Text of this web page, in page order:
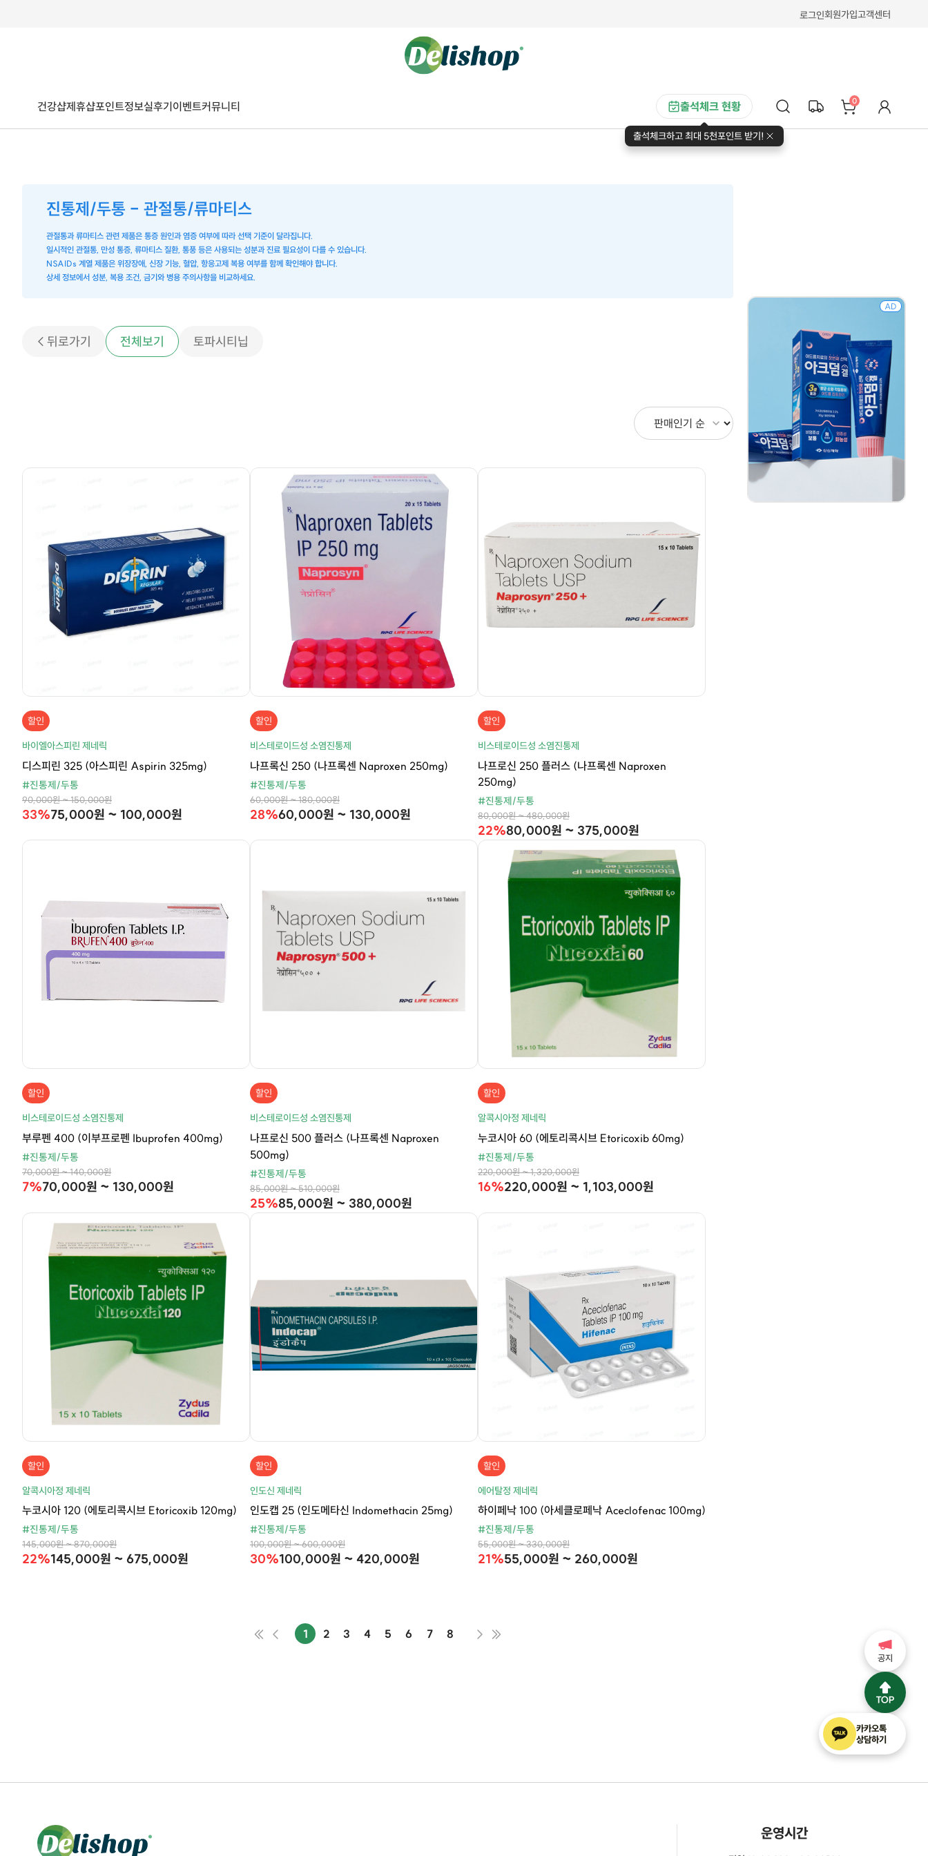
로그인회원가입고객센터
출석체크 현황
출석체크하고 최대 5천포인트 받기!
0
건강샵제휴샵포인트정보실후기이벤트커뮤니티
진통제/두통 - 관절통/류마티스
관절통과 류마티스 관련 제품은 통증 원인과 염증 여부에 따라 선택 기준이 달라집니다.
일시적인 관절통, 만성 통증, 류마티스 질환, 통풍 등은 사용되는 성분과 진료 필요성이 다를 수 있습니다.
NSAIDs 계열 제품은 위장장애, 신장 기능, 혈압, 항응고제 복용 여부를 함께 확인해야 합니다.
상세 정보에서 성분, 복용 조건, 금기와 병용 주의사항을 비교하세요.
< 뒤로가기 전체보기 토파시티닙
할인
바이엘아스피린 제네릭
디스피린 325 (아스피린 Aspirin 325mg)
#진통제/두통
90,000원 ~ 150,000원
33%75,000원 ~ 100,000원
할인
비스테로이드성 소염진통제
나프록신 250 (나프록센 Naproxen 250mg)
#진통제/두통
60,000원 ~ 180,000원
28%60,000원 ~ 130,000원
할인
비스테로이드성 소염진통제
나프로신 250 플러스 (나프록센 Naproxen
250mg)
#진통제/두통
80,000원 ~ 480,000원
22%80,000원 ~ 375,000원
할인
비스테로이드성 소염진통제
부루펜 400 (이부프로펜 Ibuprofen 400mg)
#진통제/두통
70,000원 ~ 140,000원
7%70,000원 ~ 130,000원
할인
비스테로이드성 소염진통제
나프로신 500 플러스 (나프록센 Naproxen
500mg)
#진통제/두통
85,000원 ~ 510,000원
25%85,000원 ~ 380,000원
할인
알콕시아정 제네릭
누코시아 60 (에토리콕시브 Etoricoxib 60mg)
#진통제/두통
220,000원 ~ 1,320,000원
16%220,000원 ~ 1,103,000원
할인
알콕시아정 제네릭
누코시아 120 (에토리콕시브 Etoricoxib 120mg)
#진통제/두통
145,000원 ~ 870,000원
22%145,000원 ~ 675,000원
할인
인도신 제네릭
인도캡 25 (인도메타신 Indomethacin 25mg)
#진통제/두통
100,000원 ~ 600,000원
30%100,000원 ~ 420,000원
할인
에어탈정 제네릭
하이페낙 100 (아세클로페낙 Aceclofenac 100mg)
#진통제/두통
55,000원 ~ 330,000원
21%55,000원 ~ 260,000원
1 2 3 4 5 6 7 8
AD
운영시간
공지
카카오톡
상담하기